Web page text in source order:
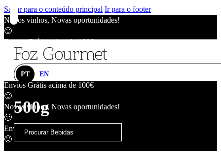
Saltar para o conteúdo principal Ir para o footer
Novos vinhos, Novas oportunidades!
🙂
Envios Grátis acima de 100€
Novos vinhos, Novas oportunidades!
Envios Grátis acima de 100€
🙂
Novos vinhos, Novas oportunidades!
🙂
Envios Grátis acima de 100€
🙂
PT EN
500g